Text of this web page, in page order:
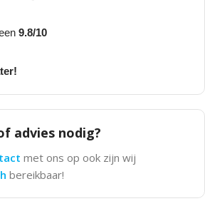
9.8/10
advies nodig?
met ons op ook zijn wij
bereikbaar!